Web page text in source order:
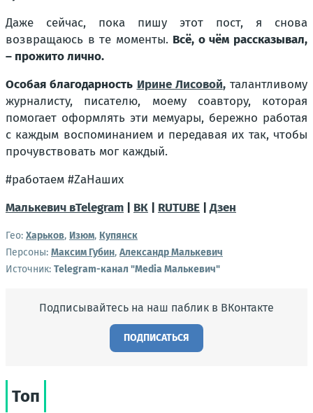
Даже сейчас, пока пишу этот пост, я снова
возвращаюсь в те моменты. Всё, о чём рассказывал,
– прожито лично.
Особая благодарность Ирине Лисовой,талантливому
журналисту, писателю, моему соавтору, которая
помогает оформлять эти мемуары, бережно работая
с каждым воспоминанием и передавая их так, чтобы
прочувствовать мог каждый.
#работаем #ZaНаших
Малькевич вTelegram | ВК | RUTUBE |Дзен
Гео: Харьков, Изюм, Купянск
Персоны: Максим Губин, Александр Малькевич
Источник: Telegram-канал "Media Малькевич"
Подписывайтесь на наш паблик в ВКонтакте
ПОДПИСАТЬСЯ
Топ